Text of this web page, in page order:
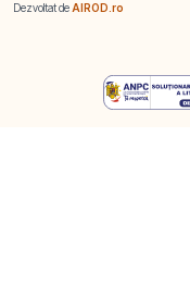
Dezvoltat de AIROD.ro